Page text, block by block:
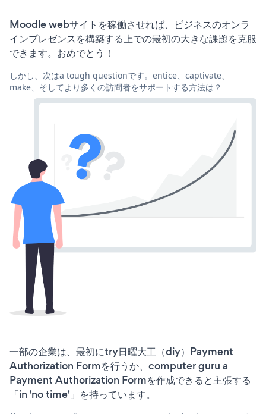
Moodle webサイトを稼働させれば、ビジネスのオンラ
インプレゼンスを構築する上での最初の大きな課題を克服
できます。おめでとう！
しかし、次はa tough questionです。entice、captivate、
make、そしてより多くの訪問者をサポートする方法は？
一部の企業は、最初にtry日曜大工（diy）Payment
Authorization Formを行うか、computer guru a
Payment Authorization Formを作成できると主張する
「in 'no time'」を持っています。